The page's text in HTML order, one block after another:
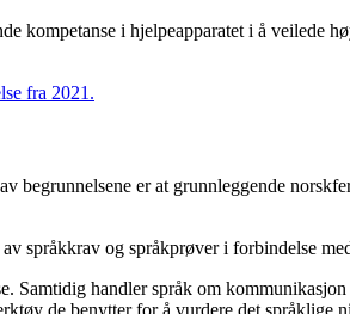
kompetanse i hjelpeapparatet i å veilede
fra 2021.
er at grunnleggende
språkkrav og språkprøver i forbindelse
Samtidig handler språk om
de benytter for å vurdere det språklige